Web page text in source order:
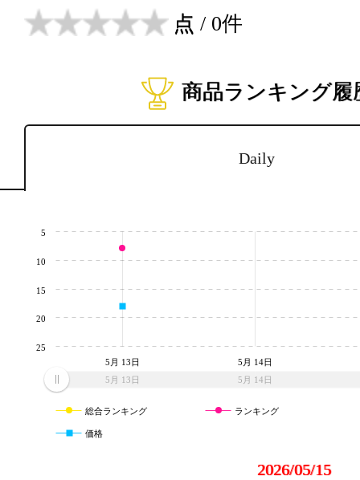
点 / 0件
商品ランキング履
Daily
5月 13日 5月 14日
5月 13日 5月 14日
5
10
15
20
25
総合ランキング ランキング
価格
2026/05/15